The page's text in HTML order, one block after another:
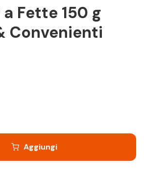
Fette 150 g
Convenienti
Aggiungi